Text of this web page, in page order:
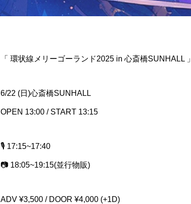
「 環状線メリーゴーランド2025 in 心斎橋SUNHALL 」
6/22 (日)心斎橋SUNHALL
OPEN 13:00 / START 13:15
🎙️ 17:15~17:40
📷 18:05~19:15(並行物販)
ADV ¥3,500 / DOOR ¥4,000 (+1D)